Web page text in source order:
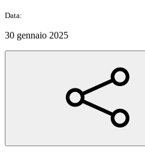
Data:
30 gennaio 2025